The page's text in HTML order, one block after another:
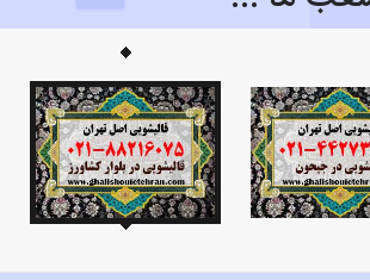
قالیشویی محدوده شادمان
قالیشویی محدوده بهمنیار